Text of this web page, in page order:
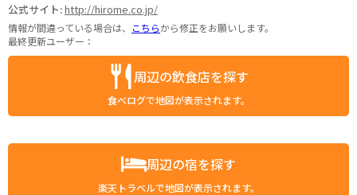
公式サイト:http://hirome.co.jp/
情報が間違っている場合は、 こちらから修正をお願いします。
最終更新ユーザー：
周辺の飲食店を探す
食べログで地図が表示されます。
周辺の宿を探す
楽天トラベルで地図が表示されます。